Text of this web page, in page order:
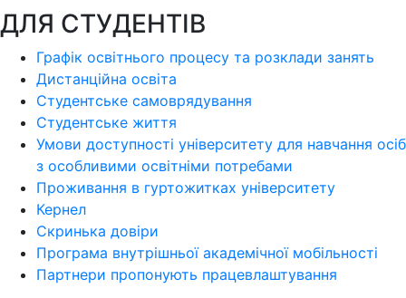
ДЛЯ СТУДЕНТІВ
Графік освітнього процесу та розклади занять
Дистанційна освіта
Студентське самоврядування
Студентське життя
Умови доступності університету для навчання осіб
з особливими освітніми потребами
Проживання в гуртожитках університету
Кернел
Скринька довіри
Програма внутрішньої академічної мобільності
Партнери пропонують працевлаштування